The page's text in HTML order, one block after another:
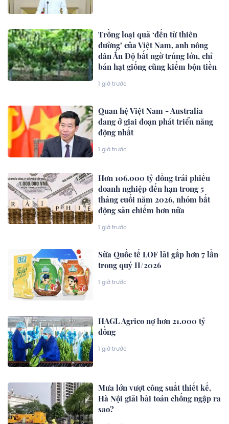
Trồng loại quả ‘đến từ thiên
đường’ của Việt Nam, anh nông
dân Ấn Độ bất ngờ trúng lớn, chỉ
bán hạt giống cũng kiếm bộn tiền
1 giờ trước
Quan hệ Việt Nam - Australia
đang ở giai đoạn phát triển năng
động nhất
1 giờ trước
Hơn 106.000 tỷ đồng trái phiếu
doanh nghiệp đến hạn trong 5
tháng cuối năm 2026, nhóm bất
động sản chiếm hơn nửa
1 giờ trước
Sữa Quốc tế LOF lãi gấp hơn 7 lần
trong quý II/2026
1 giờ trước
HAGL Agrico nợ hơn 21.000 tỷ
đồng
1 giờ trước
Mưa lớn vượt công suất thiết kế,
Hà Nội giải bài toán chống ngập ra
sao?